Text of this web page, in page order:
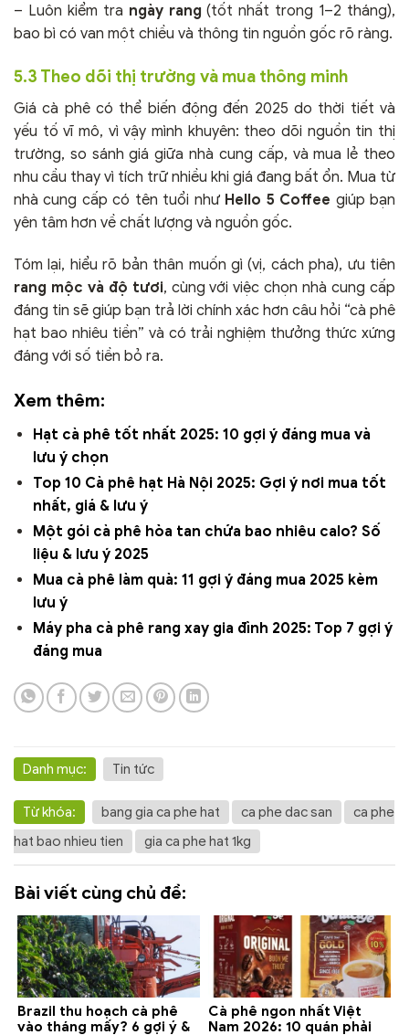
– Luôn kiểm tra ngày rang (tốt nhất trong 1–2 tháng),
bao bì có van một chiều và thông tin nguồn gốc rõ ràng.
5.3 Theo dõi thị trường và mua thông minh
Giá cà phê có thể biến động đến 2025 do thời tiết và
yếu tố vĩ mô, vì vậy mình khuyên: theo dõi nguồn tin thị
trường, so sánh giá giữa nhà cung cấp, và mua lẻ theo
nhu cầu thay vì tích trữ nhiều khi giá đang bất ổn. Mua từ
nhà cung cấp có tên tuổi như Hello 5 Coffee giúp bạn
yên tâm hơn về chất lượng và nguồn gốc.
Tóm lại, hiểu rõ bản thân muốn gì (vị, cách pha), ưu tiên
rang mộc và độ tươi, cùng với việc chọn nhà cung cấp
đáng tin sẽ giúp bạn trả lời chính xác hơn câu hỏi “cà phê
hạt bao nhiêu tiền” và có trải nghiệm thưởng thức xứng
đáng với số tiền bỏ ra.
Xem thêm:
Hạt cà phê tốt nhất 2025: 10 gợi ý đáng mua và
lưu ý chọn
Top 10 Cà phê hạt Hà Nội 2025: Gợi ý nơi mua tốt
nhất, giá & lưu ý
Một gói cà phê hòa tan chứa bao nhiêu calo? Số
liệu & lưu ý 2025
Mua cà phê làm quà: 11 gợi ý đáng mua 2025 kèm
lưu ý
Máy pha cà phê rang xay gia đình 2025: Top 7 gợi ý
đáng mua
Danh mục: Tin tức
Từ khóa: bang gia ca phe hat ca phe dac san
ca phe
hat bao nhieu tien
gia ca phe hat 1kg
Bài viết cùng chủ đề:
Brazil thu hoạch cà phê
vào tháng mấy? 6 gợi ý &
Cà phê ngon nhất Việt
Nam 2026: 10 quán phải